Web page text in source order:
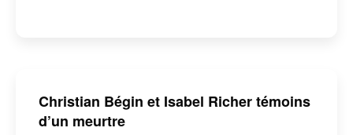
Christian Bégin et Isabel Richer témoins
d’un meurtre